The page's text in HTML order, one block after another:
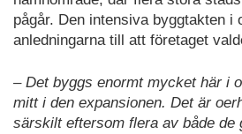
pågår. Den intensiva byggtakten i
anledningarna till att företaget
– Det byggs enormt mycket här i
mitt i den expansionen. Det är
särskilt eftersom flera av både de